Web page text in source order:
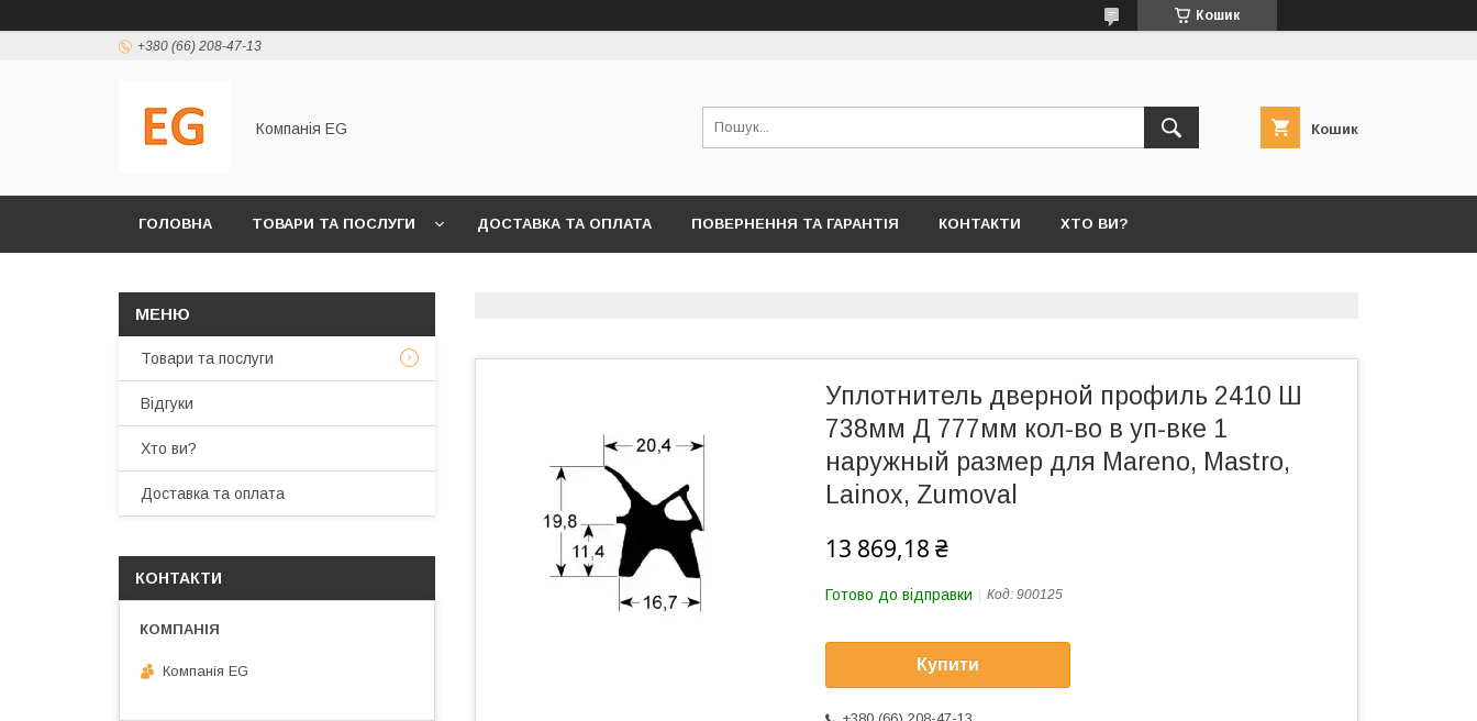
Кошик
+380 (66) 208-47-13
Компанія EG Кошик
ГОЛОВНА ТОВАРИ ТА ПОСЛУГИ ДОСТАВКА ТА ОПЛАТА ПОВЕРНЕННЯ ТА ГАРАНТІЯ КОНТАКТИ ХТО ВИ?
Уплотнитель дверной профиль 2410 Ш
738мм Д 777мм кол-во в уп-вке 1
наружный размер для Mareno, Mastro,
Lainox, Zumoval
13 869,18 ₴
Готово до відправки Код: 900125
Купити
Товари та послуги
Відгуки
Хто ви?
Доставка та оплата
КОНТАКТИ
Компанія EG